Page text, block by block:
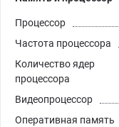
Процессор
Частота процессора
Количество ядер
процессора
Видеопроцессор
Оперативная память